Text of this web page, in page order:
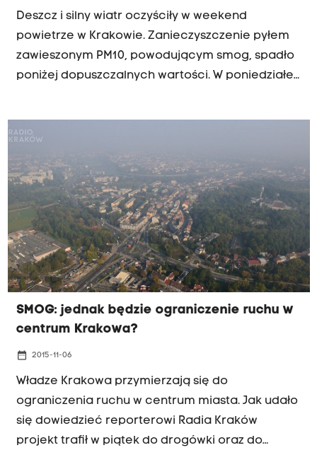
Deszcz i silny wiatr oczyściły w weekend
powietrze w Krakowie. Zanieczyszczenie pyłem
zawieszonym PM10, powodującym smog, spadło
poniżej dopuszczalnych wartości. W poniedziałek
normy stężenia pyłu PM10 sa przekroczone, ale
Nowa Huta 78 µg/m3, Kurdwanów 66 µg/m3.
Dopuszczalna norma to 50 µg/m3.
SMOG: jednak będzie ograniczenie ruchu w
centrum Krakowa?
date_range 2015-11-06
Władze Krakowa przymierzają się do
ograniczenia ruchu w centrum miasta. Jak udało
się dowiedzieć reporterowi Radia Kraków
projekt trafił w piątek do drogówki oraz do